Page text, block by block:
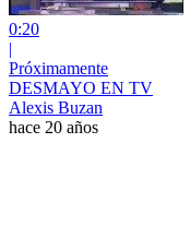
0:20
|
Próximamente
DESMAYO EN TV
Alexis Buzan
hace 20 años